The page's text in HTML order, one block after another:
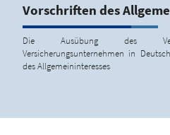
Vorschriften des
Die Ausübung des
Versicherungsunternehmen in
des Allgemeininteresses